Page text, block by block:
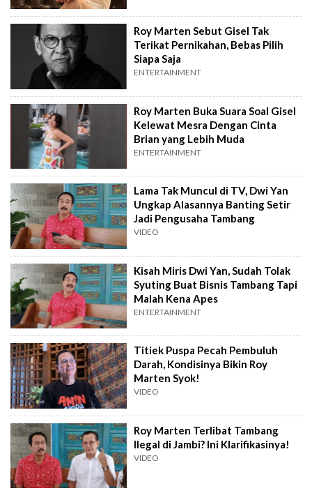
Roy Marten Sebut Gisel Tak
Terikat Pernikahan, Bebas Pilih
Siapa Saja
ENTERTAINMENT
Roy Marten Buka Suara Soal Gisel
Kelewat Mesra Dengan Cinta
Brian yang Lebih Muda
ENTERTAINMENT
Lama Tak Muncul di TV, Dwi Yan
Ungkap Alasannya Banting Setir
Jadi Pengusaha Tambang
VIDEO
Kisah Miris Dwi Yan, Sudah Tolak
Syuting Buat Bisnis Tambang Tapi
Malah Kena Apes
ENTERTAINMENT
Titiek Puspa Pecah Pembuluh
Darah, Kondisinya Bikin Roy
Marten Syok!
VIDEO
Roy Marten Terlibat Tambang
Ilegal di Jambi? Ini Klarifikasinya!
VIDEO